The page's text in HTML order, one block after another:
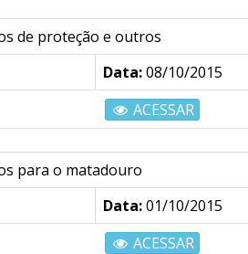
de proteção e outros
Data:08/10/2015
ACESSAR
para o matadouro
Data:01/10/2015
ACESSAR